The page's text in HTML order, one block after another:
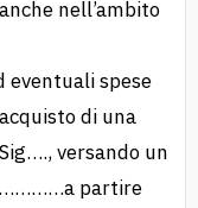
nell’ambito
spese
di una
versando un
partire